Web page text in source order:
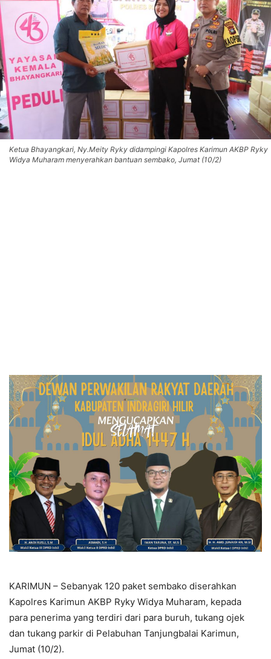
Ketua Bhayangkari, Ny.Meity Ryky didampingi Kapolres Karimun AKBP Ryky
Widya Muharam menyerahkan bantuan sembako, Jumat (10/2)
KARIMUN – Sebanyak 120 paket sembako diserahkan
Kapolres Karimun AKBP Ryky Widya Muharam, kepada
para penerima yang terdiri dari para buruh, tukang ojek
dan tukang parkir di Pelabuhan Tanjungbalai Karimun,
Jumat (10/2).